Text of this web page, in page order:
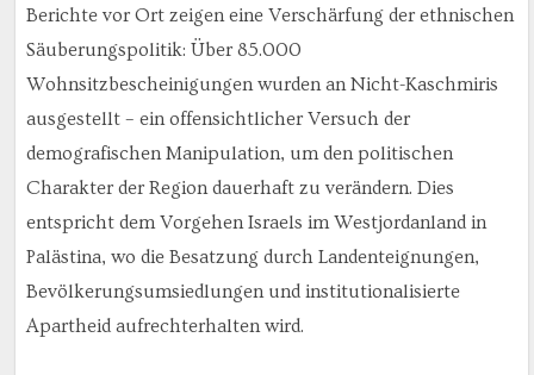
Berichte vor Ort zeigen eine Verschärfung der ethnischen
Säuberungspolitik: Über 85.000
Wohnsitzbescheinigungen wurden an Nicht-Kaschmiris
ausgestellt – ein offensichtlicher Versuch der
demografischen Manipulation, um den politischen
Charakter der Region dauerhaft zu verändern. Dies
entspricht dem Vorgehen Israels im Westjordanland in
Palästina, wo die Besatzung durch Landenteignungen,
Bevölkerungsumsiedlungen und institutionalisierte
Apartheid aufrechterhalten wird.